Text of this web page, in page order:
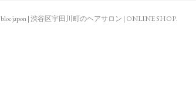
bloc japon | 渋谷区宇田川町のヘアサロン | ONLINE SHOP.